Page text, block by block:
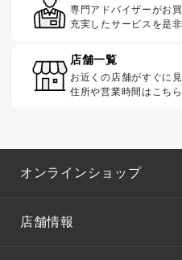
専門アドバイザーがお
充実したサービスを是
店舗一覧
お近くの店舗がすぐに見
住所や営業時間はこち
オンラインショップ
店舗情報